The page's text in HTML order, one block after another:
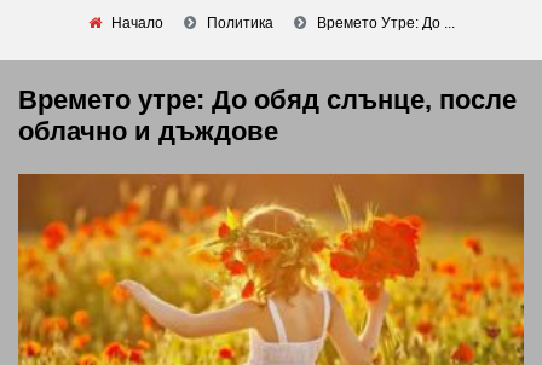
Начало Политика Времето Утре: До ...
Времето утре: До обяд слънце, после
облачно и дъждове